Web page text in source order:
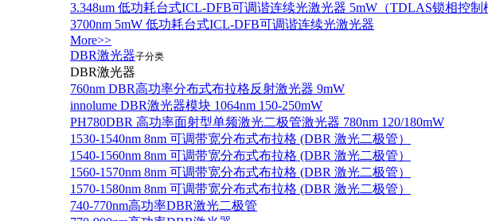
3.348um 低功耗台式ICL-DFB可调谐连续光激光器 5mW（TDLAS锁相控制
3700nm 5mW 低功耗台式ICL-DFB可调谐连续光激光器
More>>
DBR激光器子分类
DBR激光器
760nm DBR高功率分布式布拉格反射激光器 9mW
innolume DBR激光器模块 1064nm 150-250mW
PH780DBR 高功率面射型单频激光二极管激光器 780nm 120/180mW
1530-1540nm 8nm 可调带宽分布式布拉格 (DBR 激光二极管）
1540-1560nm 8nm 可调带宽分布式布拉格 (DBR 激光二极管）
1560-1570nm 8nm 可调带宽分布式布拉格 (DBR 激光二极管）
1570-1580nm 8nm 可调带宽分布式布拉格 (DBR 激光二极管）
740-770nm高功率DBR激光二极管